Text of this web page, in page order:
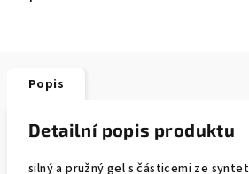
Popis
Detailní popis produktu
silný a pružný gel s částicemi ze